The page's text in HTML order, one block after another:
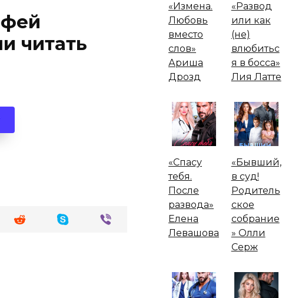
читать
«Измена.
Любовь
вместо
слов»
Ариша
Дрозд
«Развод
или как
(не)
влюбитьс
я в босса»
Лия Латте
«Спасу
тебя.
После
развода»
Елена
Левашова
«Бывший,
в суд!
Родитель
ское
собрание
» Олли
Серж